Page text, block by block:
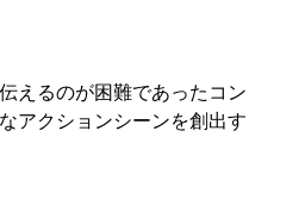
えるのが困難であったコン
アクションシーンを創出す